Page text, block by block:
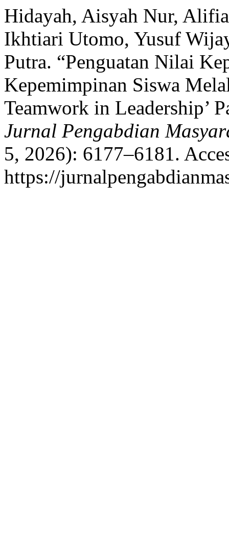
Hidayah, Aisyah Nur,
Ikhtiari Utomo, Yusuf
Putra. “Penguatan Nilai
Kepemimpinan Siswa
Teamwork in Leadership’
Jurnal Pengabdian
5, 2026): 6177–6181.
https://